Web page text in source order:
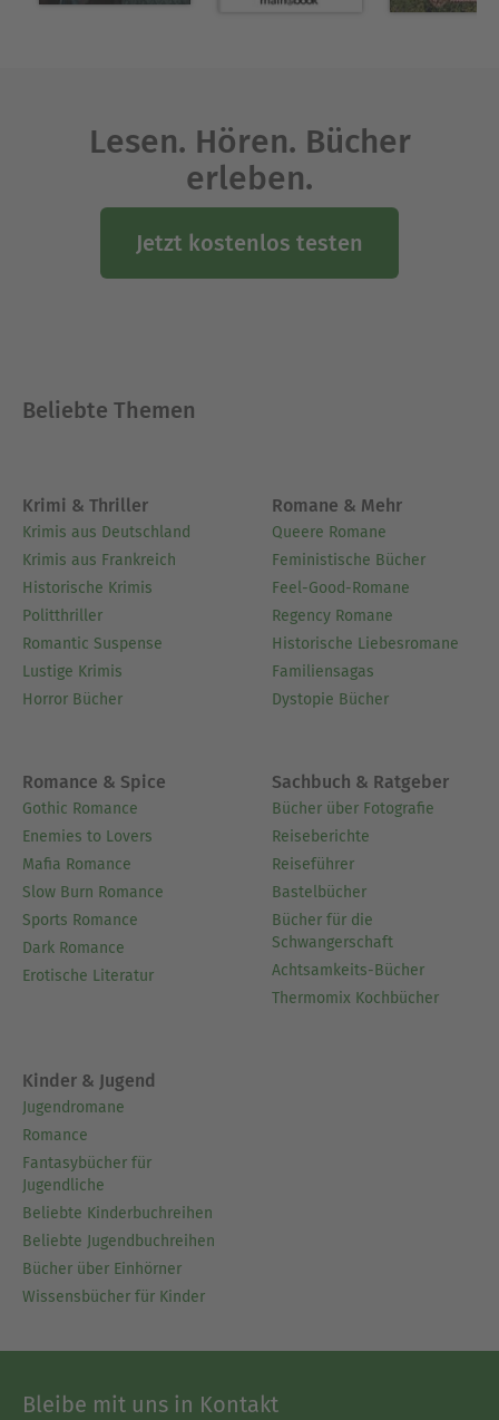
Lesen. Hören. Bücher
erleben.
Jetzt kostenlos testen
Beliebte Themen
Krimi & Thriller
Krimis aus Deutschland
Krimis aus Frankreich
Historische Krimis
Politthriller
Romantic Suspense
Lustige Krimis
Horror Bücher
Romane & Mehr
Queere Romane
Feministische Bücher
Feel-Good-Romane
Regency Romane
Historische Liebesromane
Familiensagas
Dystopie Bücher
Romance & Spice
Gothic Romance
Enemies to Lovers
Mafia Romance
Slow Burn Romance
Sports Romance
Dark Romance
Erotische Literatur
Sachbuch & Ratgeber
Bücher über Fotografie
Reiseberichte
Reiseführer
Bastelbücher
Bücher für die
Schwangerschaft
Achtsamkeits-Bücher
Thermomix Kochbücher
Kinder & Jugend
Jugendromane
Romance
Fantasybücher für
Jugendliche
Beliebte Kinderbuchreihen
Beliebte Jugendbuchreihen
Bücher über Einhörner
Wissensbücher für Kinder
Bleibe mit uns in Kontakt